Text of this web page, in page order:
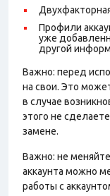
Профили
уже
другой
Важно: перед
на свои. Это
в случае
этого не
замене.
Важно: не меняйте
аккаунта можно
работы с